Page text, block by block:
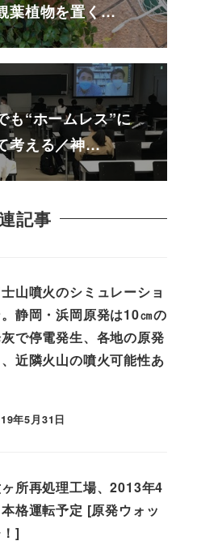
葉植物を置く…
も“ホームレス”に
考える／神…
記事
山噴火のシミュレーショ
静岡・浜岡原発は10㎝の
で停電発生、各地の原発
、近隣火山の噴火可能性あ
年5月31日
所再処理工場、2013年4
格運転予定 [原発ウォッ
]